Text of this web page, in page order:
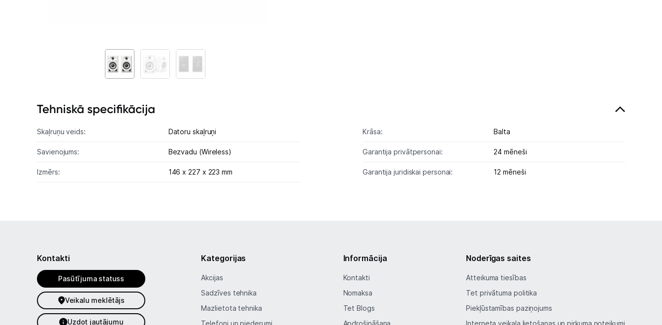
Ražotāju atjaunota tehnika
Tehniskā specifikācija
Skaļruņu veids: Datoru skaļruņi
Savienojums: Bezvadu (Wireless)
Izmērs: 146 x 227 x 223 mm
Krāsa: Balta
Garantija privātpersonai: 24 mēneši
Garantija juridiskai personai: 12 mēneši
Kontakti
Pasūtījuma statuss
Veikalu meklētājs
Uzdot jautājumu
Kategorijas
Akcijas
Sadzīves tehnika
Mazlietota tehnika
Telefoni un piederumi
Informācija
Kontakti
Nomaksa
Tet Blogs
Apdrošināšana
Noderīgas saites
Atteikuma tiesības
Tet privātuma politika
Piekļūstamības paziņojums
Interneta veikala lietošanas un pirkuma noteikumi